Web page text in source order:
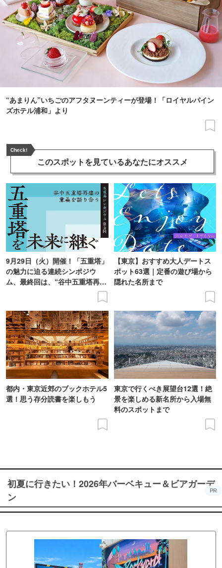
“あまりん”いちごのアフタヌーンティーが登場！「ロイヤルパイン
ズホテル浦和」より
Check!
このスポットを見ているあなたにオススメ
9月29日（火）開催！「五重塔」
の魅力に迫る連続シンポジウ
ム、最終回は、“谷中五重塔再建
【東京】おすすめ大人デートス
ポット63選｜定番の遊び場から
隠れた名所まで
都内・東京近郊のブックホテル5
選！思う存分読書を楽しもう
東京で行くべき展望台12選！絶
景を楽しめる新名所から入場無
料のスポットまで
初夏に行きたい！2026年バーベキュー＆ビアガーデ
ン
PR